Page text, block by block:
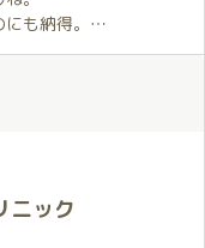
よう心を尽くす姿勢
さんにご対面❗️
れ、五感全てを刺激
えられて…
姫様でした♪
も納得。
トプレイは究極の非
に出逢えたことにも
んて。
れるのだろう？
ニック